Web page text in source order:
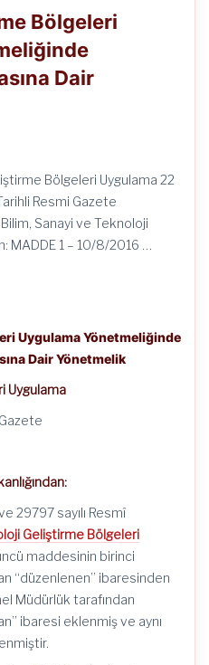
Bölgeleri
Dair
Bölgeleri Uygulama 22
Resmi Gazete
Sanayi ve Teknoloji
MADDE 1 – 10/8/2016 …
Uygulama Yönetmeliğinde
Dair Yönetmelik
Uygulama
29797 sayılı Resmî
Geliştirme Bölgeleri
maddesinin birinci
“düzenlenen” ibaresinden
Müdürlük tarafından
ibaresi eklenmiş ve aynı